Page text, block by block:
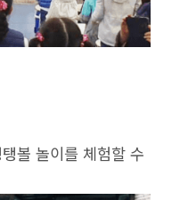
볼 놀이를 체험할 수